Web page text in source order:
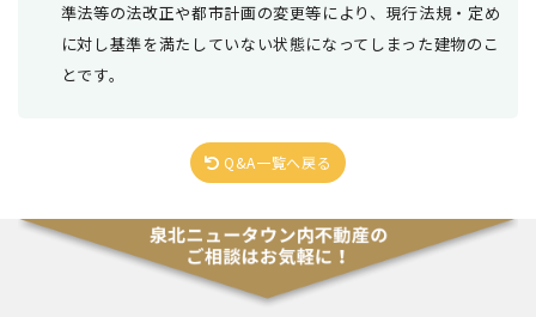
準法等の法改正や都市計画の変更等により、現行法規・定め
に対し基準を満たしていない状態になってしまった建物のこ
とです。
Q&A一覧へ戻る